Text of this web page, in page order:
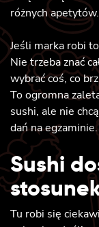
różnych apetytów.
Jeśli marka robi
Nie trzeba znać
wybrać coś, co
To ogromna
sushi, ale nie
dań na egzaminie.
Sushi
Tu robi się